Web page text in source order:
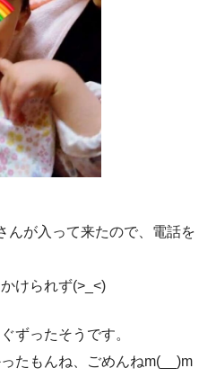
んが入って来たので、電話を
けられず(>_<)
ずったそうです。
たもんね、ごめんねm(__)m